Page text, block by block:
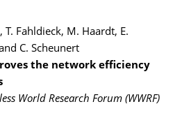
T. Fahldieck, M. Haardt, E.
C. Scheunert
the network efficiency
World Research Forum (WWRF)